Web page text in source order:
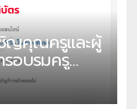
ฤษภาคม
ป็นต้นไป จัด
3
ญคุณครูและผู้
รอบรมครู
ตร อบรมการ
PISA ในสถาน